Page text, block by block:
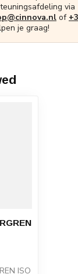
via
of
je graag!
ISO